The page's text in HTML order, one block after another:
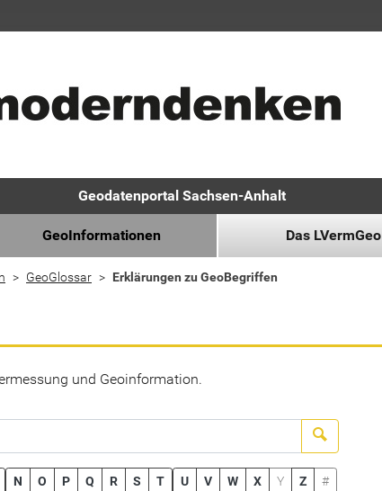
Geodatenportal Sachsen-Anhalt
GeoInformationen Das LVermGeo
GeoGlossar Erklärungen zu GeoBegriffen
und Geoinformation.
N O P Q R S T U V W X Y Z #